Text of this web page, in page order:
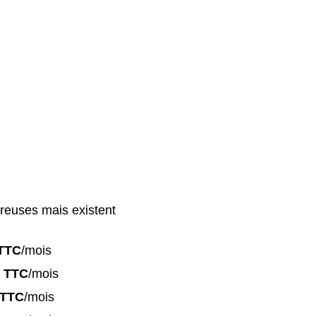
mais existent
/mois
TTC/mois
/mois